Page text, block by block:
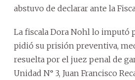
abstuvo de declarar ante la
La fiscala Dora Nohl lo imputó
pidió su prisión preventiva,
resuelta por el juez penal de
Unidad N° 3, Juan Francisco